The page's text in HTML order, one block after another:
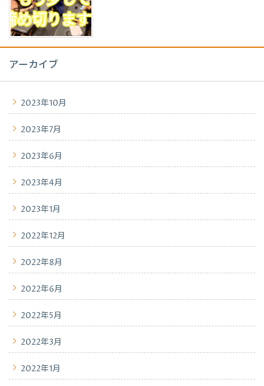
アーカイブ
2023年10月
2023年7月
2023年6月
2023年4月
2023年1月
2022年12月
2022年8月
2022年6月
2022年5月
2022年3月
2022年1月